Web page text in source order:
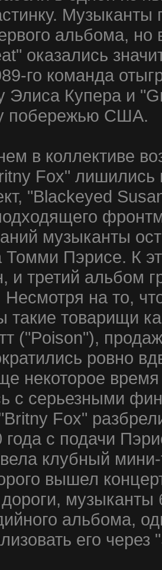
Музыканты
альбома,
оказались
го команда
Элиса Купера и
побережью США.
в коллективе
Fox"
"Blackeyed
музыканты
Томми Пэрисе. К
и третий альбом
Несмотря на то,
такие товарищи
("Poison"),
ровно
некоторое время
с серьезными
Fox"
с подачи
клубный
вышел
альбома,
его